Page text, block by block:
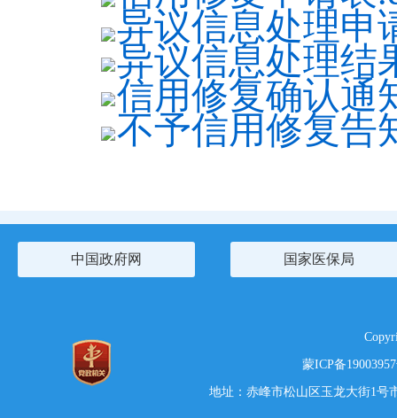
异议信息处理申
异议信息处理结
信用修复确认通
不予信用修复告
中国政府网 国家医保局
蒙ICP备
地址：赤峰市松山区玉龙大街1号